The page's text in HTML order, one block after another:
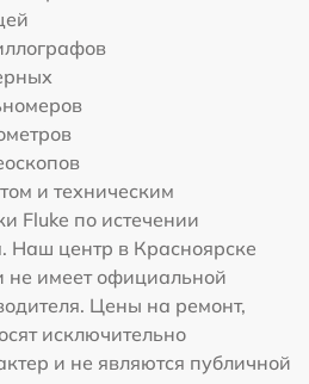
и техническим
Fluke по истечении
Наш центр в Красноярске
не имеет официальной
Цены на ремонт,
исключительно
и не являются публичной